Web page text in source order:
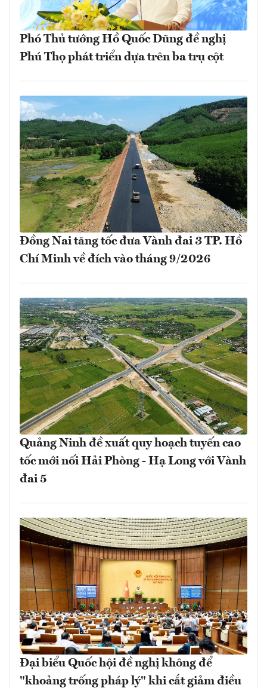
Phó Thủ tướng Hồ Quốc Dũng đề nghị
Phú Thọ phát triển dựa trên ba trụ cột
Đồng Nai tăng tốc đưa Vành đai 3 TP. Hồ
Chí Minh về đích vào tháng 9/2026
Quảng Ninh đề xuất quy hoạch tuyến cao
tốc mới nối Hải Phòng - Hạ Long với Vành
đai 5
Đại biểu Quốc hội đề nghị không để
"khoảng trống pháp lý" khi cắt giảm điều